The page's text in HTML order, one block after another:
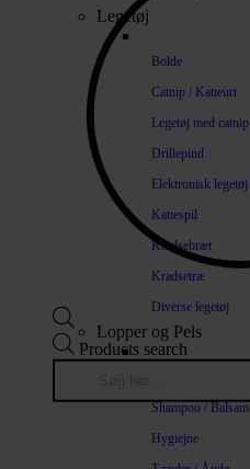
Legetøj
Bolde
Catnip / Katteurt
Legetøj med catnip
Drillepind
Elektronisk legetøj
Kattespil
Kradsebræt
Kradsetræ
Diverse legetøj
Lopper og Pels
Shampoo / Balsam
Hygiejne
Products search